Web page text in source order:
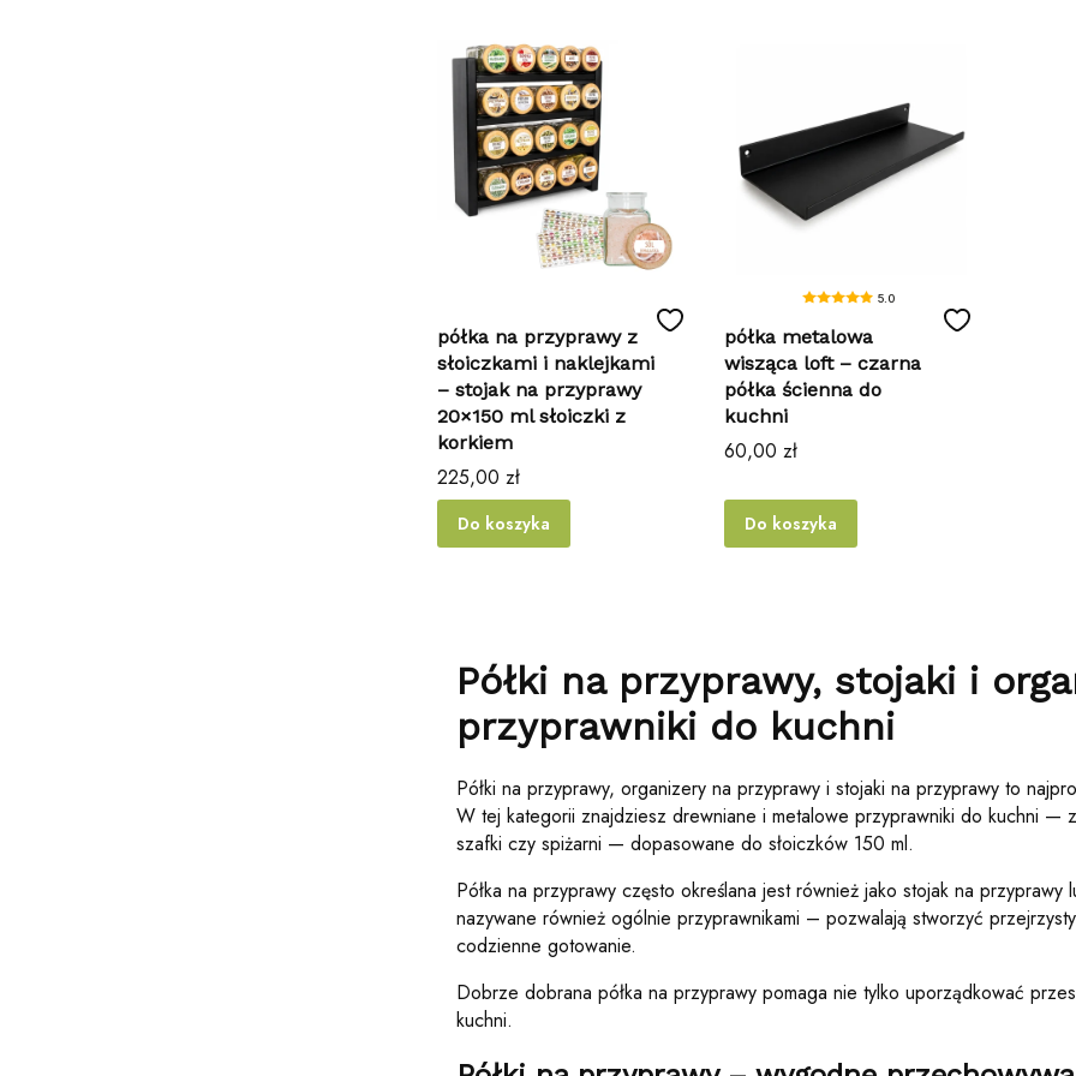
półka na przyprawy z
słoiczkami i naklejkami
– stojak na przyprawy
20×150 ml słoiczki z
korkiem
Cena
225,00 zł
Do koszyka
5.0
półka metalowa
wisząca loft – czarna
półka ścienna do
kuchni
Cena
60,00 zł
Do koszyka
Półki na przyprawy, stojaki i
przyprawniki do kuchni
Półki na przyprawy, organizery na przyprawy i stojaki na przyprawy to
W tej kategorii znajdziesz drewniane i metalowe przyprawniki do kuchni —
szafki czy spiżarni — dopasowane do słoiczków 150 ml.
Półka na przyprawy często określana jest również jako stojak na
nazywane również ogólnie przyprawnikami – pozwalają stworzyć
codzienne gotowanie.
Dobrze dobrana półka na przyprawy pomaga nie tylko uporządkować
kuchni.